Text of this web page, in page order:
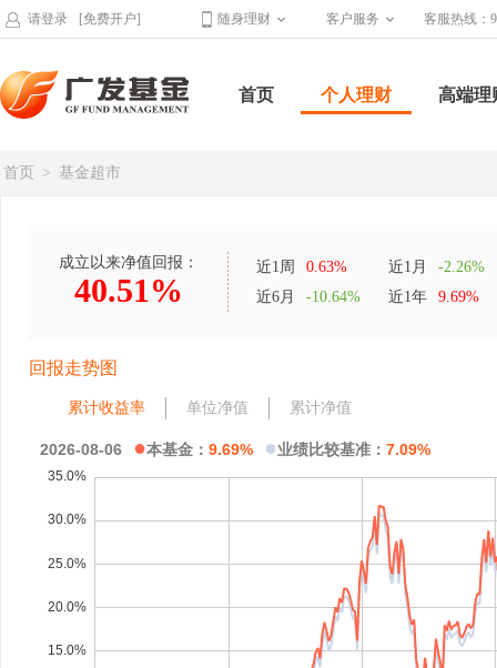
请登录 [免费开户] 随身理财 客户服务 客服热线：
首页 个人理财 高端理
首页 > 基金超市
成立以来净值回报：
40.51%
近1周 0.63% 近1月
-2.26%
近6月
-10.64% 近1年 9.69%
回报走势图
累计收益率 单位净值 累计净值
2026-08-06 ●本基金： 9.69% ●业绩比较基准： 7.09%